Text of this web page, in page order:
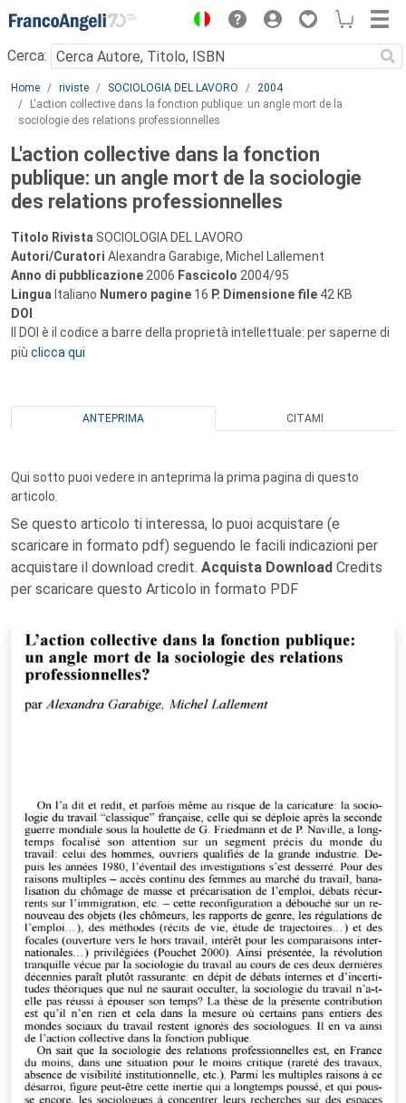
Menu
Cerca:
Main content
Home riviste SOCIOLOGIA DEL LAVORO
2004
L'action collective dans la fonction publique: un angle mort de la
sociologie des relations professionnelles
L'action collective dans la fonction
publique: un angle mort de la sociologie
des relations professionnelles
Titolo Rivista SOCIOLOGIA DEL LAVORO
Autori/Curatori Alexandra Garabige, Michel Lallement
Anno di pubblicazione 2006 Fascicolo 2004/95
Lingua Italiano Numero pagine 16 P. Dimensione file 42 KB
DOI
Il DOI è il codice a barre della proprietà intellettuale: per saperne di
più clicca qui
ANTEPRIMA CITAMI
Qui sotto puoi vedere in anteprima la prima pagina di questo
articolo.
Se questo articolo ti interessa, lo puoi acquistare (e
scaricare in formato pdf) seguendo le facili indicazioni per
acquistare il download credit. Acquista Download Credits
per scaricare questo Articolo in formato PDF